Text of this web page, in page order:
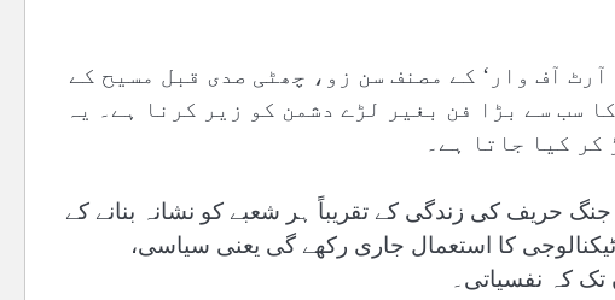
آف وار‘ کے مصنف سن زو، چھٹی صدی قبل مسیح کے
سب سے بڑا فن بغیر لڑے دشمن کو زیر کرنا ہے۔ یہ
کر کیا جاتا ہے۔
حریف کی زندگی کے تقریباً ہر شعبے کو نشانہ بنانے کے
کا استعمال جاری رکھے گی یعنی سیاسی،
تک کہ نفسیاتی۔